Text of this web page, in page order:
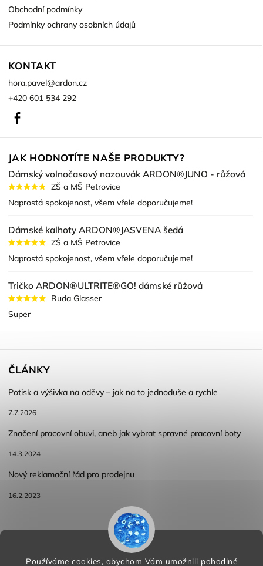
Používáme cookies, abychom Vám umožnili pohodlné
Obchodní podmínky
Podmínky ochrany osobních údajů
KONTAKT
hora.pavel@ardon.cz
+420 601 534 292
JAK HODNOTÍTE NAŠE PRODUKTY?
Dámský volnočasový nazouvák ARDON®JUNO - růžová
ZŠ a MŠ Petrovice
Naprostá spokojenost, všem vřele doporučujeme!
Dámské kalhoty ARDON®JASVENA šedá
ZŠ a MŠ Petrovice
Naprostá spokojenost, všem vřele doporučujeme!
Tričko ARDON®ULTRITE®GO! dámské růžová
Ruda Glasser
Super
ČLÁNKY
Potisk a výšivka na oděvy – jak na to jednoduše a rychle
7.7.2026
Značení pracovní obuvi, aneb jak vybrat spravné pracovní boty
14.3.2024
Nový reklamační řád pro prodejnu
16.2.2023
Reklamace a vracení zboží
Podmínky ochrany osobních údajů